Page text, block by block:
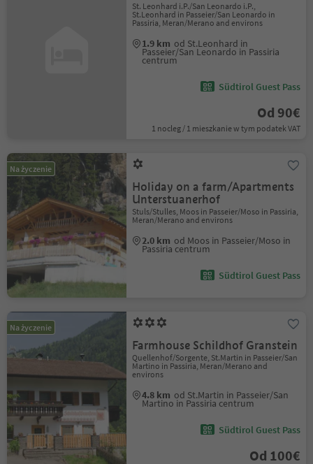
St. Leonhard i.P./San Leonardo i.P.,
St.Leonhard in Passeier/San Leonardo in
Passiria, Meran/Merano and environs
1.9 km od St.Leonhard in
Passeier/San Leonardo in Passiria
centrum
Südtirol Guest Pass
Od 90€
1 nocleg / 1 mieszkanie w tym podatek VAT
Na życzenie
Holiday on a farm/Apartments
Unterstuanerhof
Stuls/Stulles, Moos in Passeier/Moso in Passiria,
Meran/Merano and environs
2.0 km od Moos in Passeier/Moso in
Passiria centrum
Südtirol Guest Pass
Na życzenie
Farmhouse Schildhof Granstein
Quellenhof/Sorgente, St.Martin in Passeier/San
Martino in Passiria, Meran/Merano and
environs
4.8 km od St.Martin in Passeier/San
Martino in Passiria centrum
Südtirol Guest Pass
Od 100€